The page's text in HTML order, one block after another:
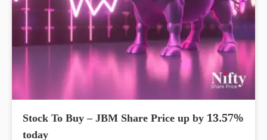
Stock To Buy – JBM Share Price up by 13.57%
today